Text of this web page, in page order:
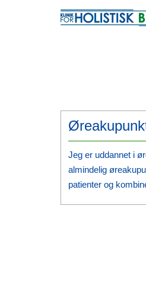
Jeg er uddannet i
almindelig
patienter og